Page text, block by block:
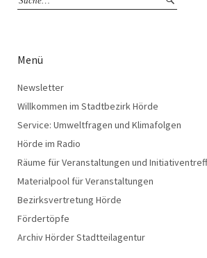
Menü
Newsletter
Willkommen im Stadtbezirk Hörde
Service: Umweltfragen und Klimafolgen
Hörde im Radio
Räume für Veranstaltungen und
Materialpool für Veranstaltungen
Bezirksvertretung Hörde
Fördertöpfe
Archiv Hörder Stadtteilagentur